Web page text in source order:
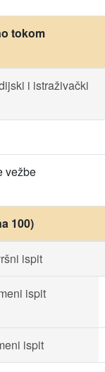
tokom
i istraživački
vežbe
100)
ispit
ispit
ispit